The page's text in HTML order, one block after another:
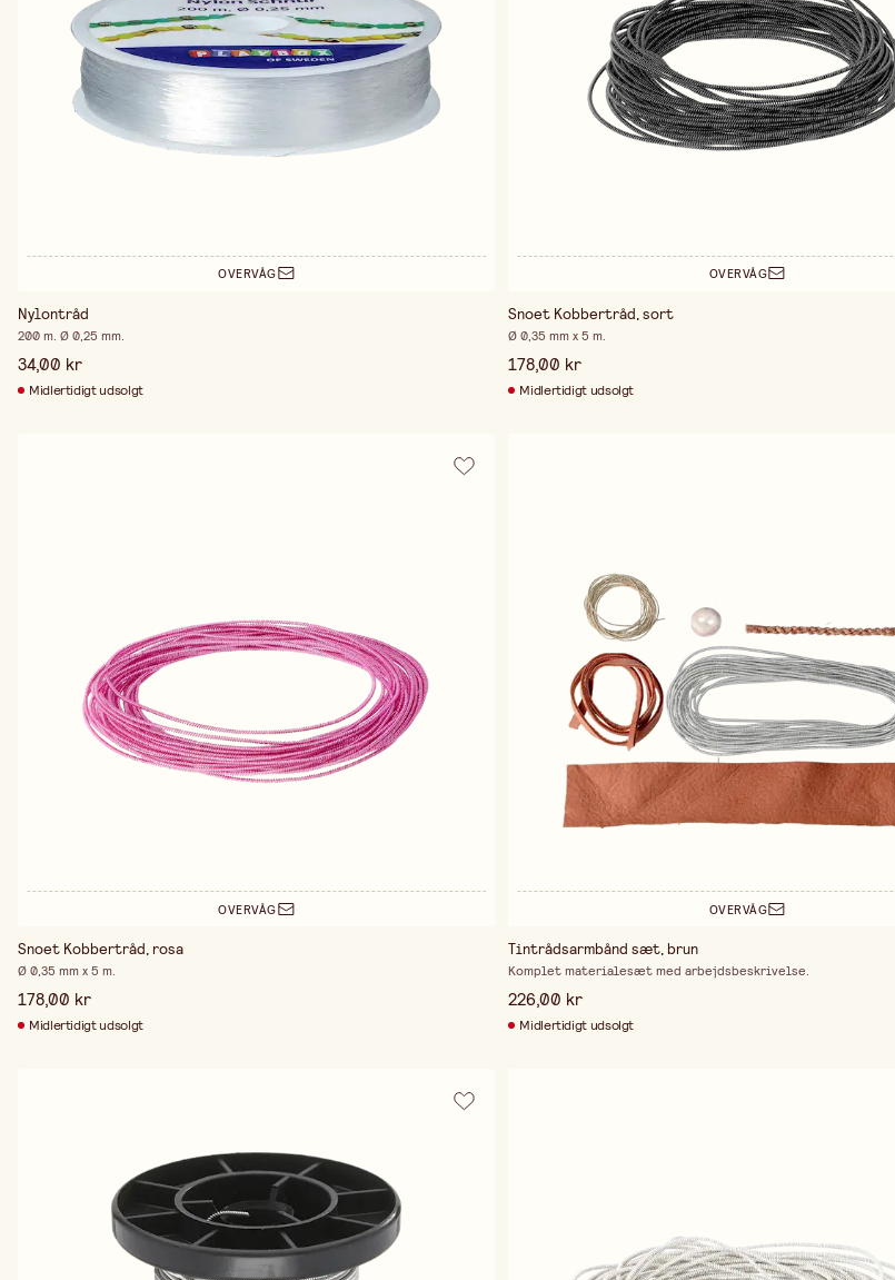
OVERVÅG
Nylontråd
200 m. Ø 0,25 mm.
34,00 kr
Midlertidigt udsolgt
OVERVÅG
Snoet Kobbertråd, sort
Ø 0,35 mm x 5 m.
178,00 kr
Midlertidigt udsolgt
OVERVÅG
Snoet Kobbertråd, rosa
Ø 0,35 mm x 5 m.
178,00 kr
Midlertidigt udsolgt
OVERVÅG
Tintrådsarmbånd sæt, brun
Komplet materialesæt med arbejdsbeskrivelse.
226,00 kr
Midlertidigt udsolgt